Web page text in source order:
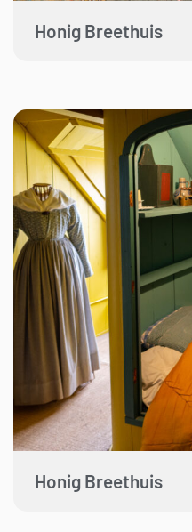
Honig Breethuis
Honig Breethuis